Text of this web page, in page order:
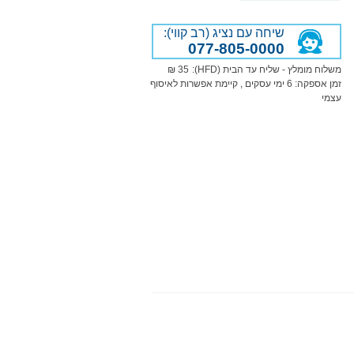
שיחה עם נציג (רב קווי):
077-805-0000
משלוח מומלץ - שליח עד הבית (HFD):
35 ₪
זמן אספקה: 6 ימי עסקים , קיימת אפשרות לאיסוף
עצמי